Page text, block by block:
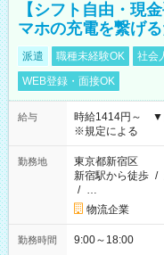
【シフト自由・現
マホの充電を繋げる
派遣 職種未経験OK 社会
WEB登録・面接OK
給与
時給1414円～ ▼
※規定による
勤務地
東京都新宿区
新宿駅から徒歩 /
/ …
物流企業
勤務時間 9:00～18:00